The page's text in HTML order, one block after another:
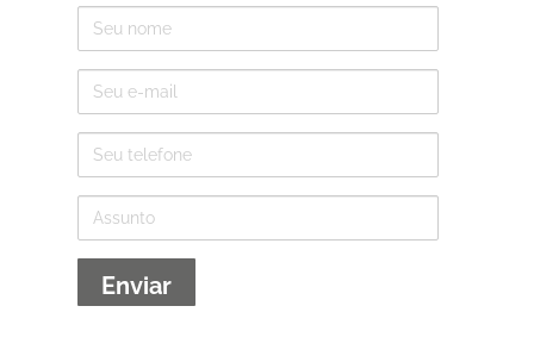
Nome
mail
Telefone
Assunto